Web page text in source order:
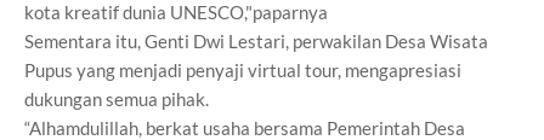
kota kreatif dunia UNESCO,"paparnya
Sementara itu, Genti Dwi Lestari, perwakilan Desa Wisata
Pupus yang menjadi penyaji virtual tour, mengapresiasi
dukungan semua pihak.
“Alhamdulillah, berkat usaha bersama Pemerintah Desa